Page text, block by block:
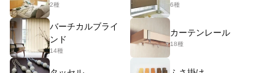
2種 6種
バーチカルブライ
ンド
14種
カーテンレール
18種